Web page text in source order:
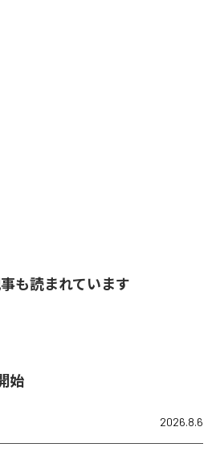
も読まれています
始
2026.8.6